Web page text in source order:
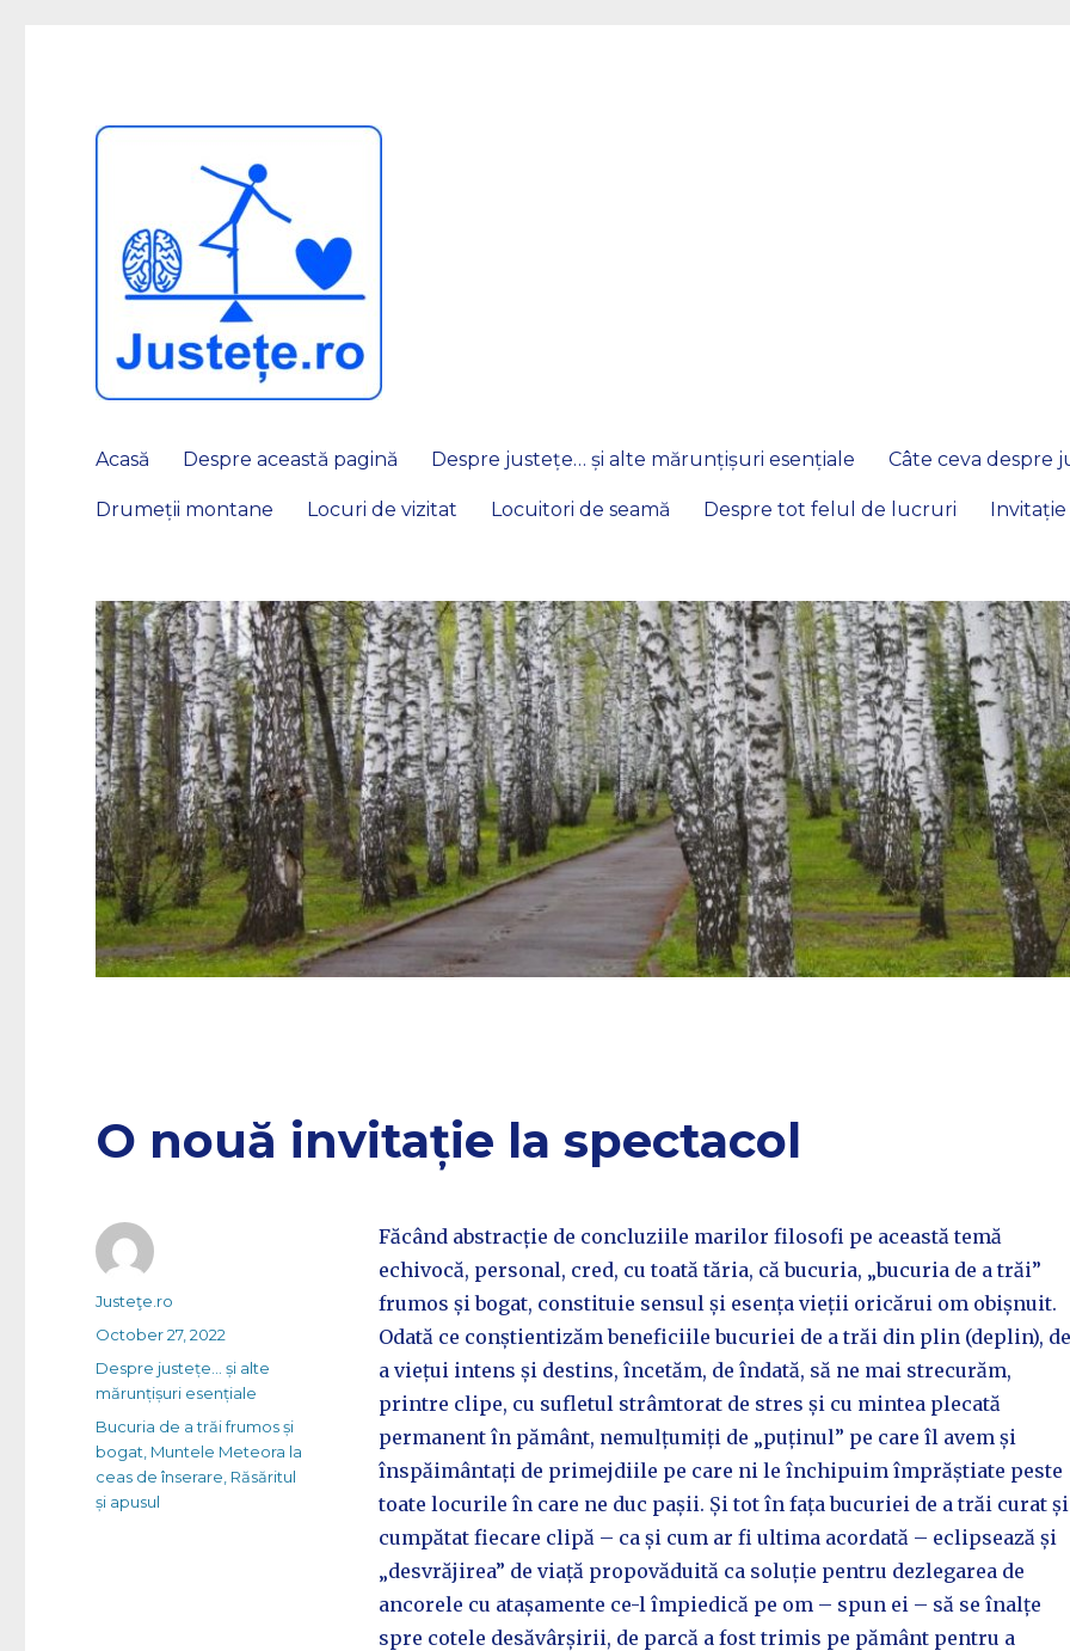
Acasă Despre această pagină Despre justețe… și alte mărunțișuri esențiale Câte ceva despre
Drumeții montane Locuri de vizitat Locuitori de seamă Despre tot felul de lucruri
O nouă invitație la spectacol
Făcând abstracție de concluziile marilor filosofi pe această temă
echivocă, personal, cred, cu toată tăria, că bucuria, „bucuria de a trăi”
frumos și bogat, constituie sensul și esența vieții oricărui om obișnuit.
Odată ce conștientizăm beneficiile bucuriei de a trăi din plin (deplin), de
a viețui intens și destins, încetăm, de îndată, să ne mai strecurăm,
printre clipe, cu sufletul strâmtorat de stres și cu mintea plecată
permanent în pământ, nemulțumiți de „puținul” pe care îl avem și
înspăimântați de primejdiile pe care ni le închipuim împrăștiate peste
toate locurile în care ne duc pașii. Și tot în fața bucuriei de a trăi curat și
cumpătat fiecare clipă – ca și cum ar fi ultima acordată – eclipsează și
„desvrăjirea” de viață propovăduită ca soluție pentru dezlegarea de
ancorele cu atașamente ce-l împiedică pe om – spun ei – să se înalțe
spre cotele desăvârșirii, de parcă a fost trimis pe pământ pentru a
Author
Justeţe.ro
Posted
October 27, 2022
Categories
Despre justețe... și alte
mărunțișuri esențiale
Tags
Bucuria de a trăi frumos și
bogat Muntele Meteora la
ceas de înserare Răsăritul
și apusul